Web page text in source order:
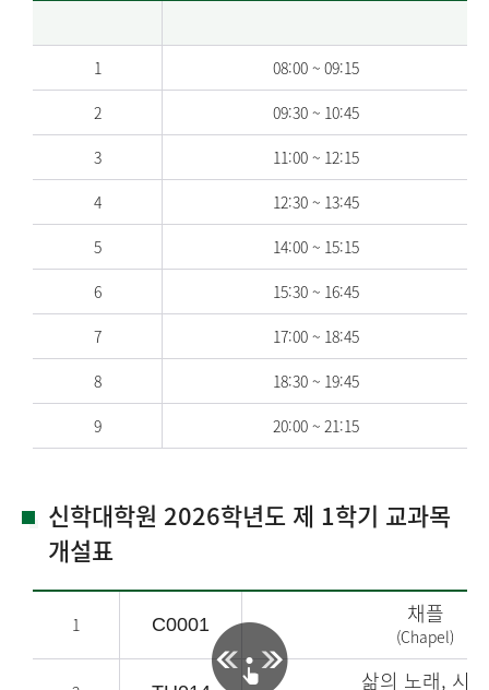
1 08:00 ~ 09:15
2 09:30 ~ 10:45
3 11:00 ~ 12:15
4 12:30 ~ 13:45
5 14:00 ~ 15:15
6 15:30 ~ 16:45
7 17:00 ~ 18:45
8 18:30 ~ 19:45
9 20:00 ~ 21:15
신학대학원 2026학년도 제 1학기 교과목
개설표
1 C0001 채플
(Chapel)
삶의 노래, 시편